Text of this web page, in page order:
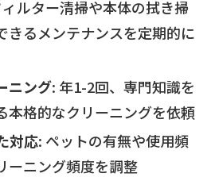
ルター清掃や本体の拭き掃
きるメンテナンスを定期的に
ニング: 年1-2回、専門知識を
本格的なクリーニングを依頼
対応: ペットの有無や使用頻
ーニング頻度を調整